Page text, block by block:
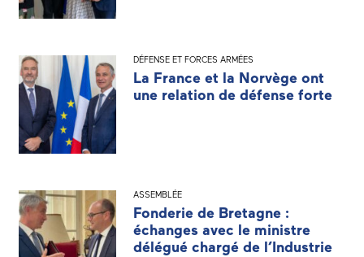
DÉFENSE ET FORCES ARMÉES
La France et la Norvège ont
une relation de défense forte
ASSEMBLÉE
Fonderie de Bretagne :
échanges avec le ministre
délégué chargé de l’Industrie